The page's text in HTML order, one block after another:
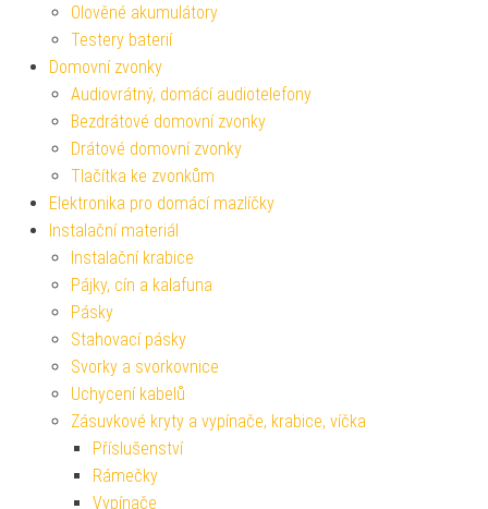
Olověné akumulátory
Testery baterií
Domovní zvonky
Audiovrátný, domácí audiotelefony
Bezdrátové domovní zvonky
Drátové domovní zvonky
Tlačítka ke zvonkům
Elektronika pro domácí mazlíčky
Instalační materiál
Instalační krabice
Pájky, cín a kalafuna
Pásky
Stahovací pásky
Svorky a svorkovnice
Uchycení kabelů
Zásuvkové kryty a vypínače, krabice, víčka
Příslušenství
Rámečky
Vypínače